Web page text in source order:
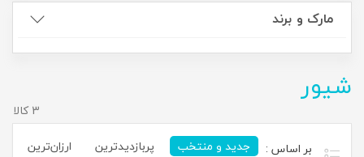
مارک و برند
شیور
3 کالا
جدید و منتخب
پربازدیدترین
ارزان‌ترین